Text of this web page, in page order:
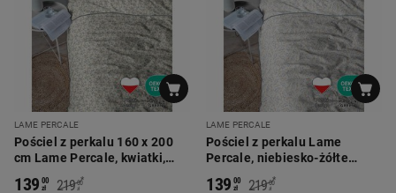
LAME PERCALE
Pościel z perkalu 160 x 200
cm Lame Percale, kwiatki,
139 00
zł 219 00
zł
*
LAME PERCALE
Pościel z perkalu Lame
Percale, niebiesko-żółte
139 00
zł 219 00
zł
*